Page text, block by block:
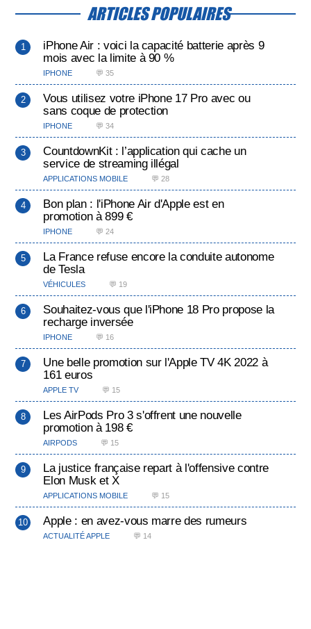
ARTICLES POPULAIRES
iPhone Air : voici la capacité batterie après 9
mois avec la limite à 90 %
IPHONE 💬 35
Vous utilisez votre iPhone 17 Pro avec ou
sans coque de protection
IPHONE 💬 34
CountdownKit : l’application qui cache un
service de streaming illégal
APPLICATIONS MOBILE 💬 28
Bon plan : l'iPhone Air d'Apple est en
promotion à 899 €
IPHONE 💬 24
La France refuse encore la conduite autonome
de Tesla
VÉHICULES 💬 19
Souhaitez-vous que l'iPhone 18 Pro propose la
recharge inversée
IPHONE 💬 16
Une belle promotion sur l'Apple TV 4K 2022 à
161 euros
APPLE TV 💬 15
Les AirPods Pro 3 s'offrent une nouvelle
promotion à 198 €
AIRPODS 💬 15
La justice française repart à l'offensive contre
Elon Musk et X
APPLICATIONS MOBILE 💬 15
Apple : en avez-vous marre des rumeurs
ACTUALITÉ APPLE 💬 14